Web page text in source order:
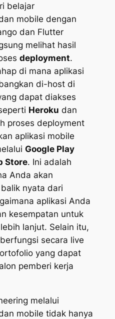
belajar
mobile dengan
dan Flutter
melihat hasil
deployment.
di mana aplikasi
di-host di
dapat diakses
Heroku dan
proses deployment
aplikasi mobile
Google Play
Store. Ini adalah
Anda akan
nyata dari
aplikasi Anda
kesempatan untuk
lanjut. Selain itu,
secara live
yang dapat
pemberi kerja
melalui
mobile tidak hanya